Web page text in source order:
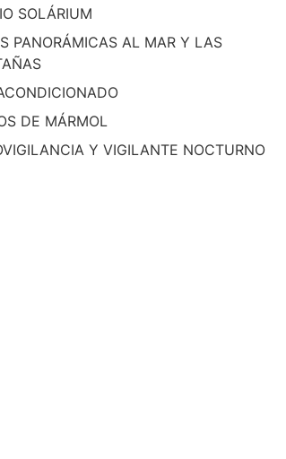
SOLÁRIUM
PANORÁMICAS AL MAR Y LAS
DE MÁRMOL
Y VIGILANTE NOCTURNO